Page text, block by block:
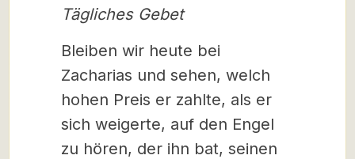
Tägliches Gebet
Bleiben wir heute bei
Zacharias und sehen, welch
hohen Preis er zahlte, als er
sich weigerte, auf den Engel
zu hören, der ihn bat, seinen